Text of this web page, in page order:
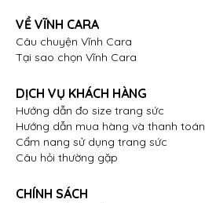
VỀ VĨNH CARA
Câu chuyện Vĩnh Cara
Tại sao chọn Vĩnh Cara
DỊCH VỤ KHÁCH HÀNG
Hướng dẫn đo size trang sức
Hướng dẫn mua hàng và thanh toán
Cẩm nang sử dụng trang sức
Câu hỏi thường gặp
CHÍNH SÁCH